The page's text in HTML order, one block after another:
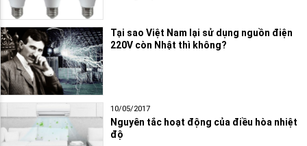
Tại sao Việt Nam lại sử dụng nguồn điện
220V còn Nhật thì không?
10/05/2017
Nguyên tắc hoạt động của điều hòa nhiệt
độ